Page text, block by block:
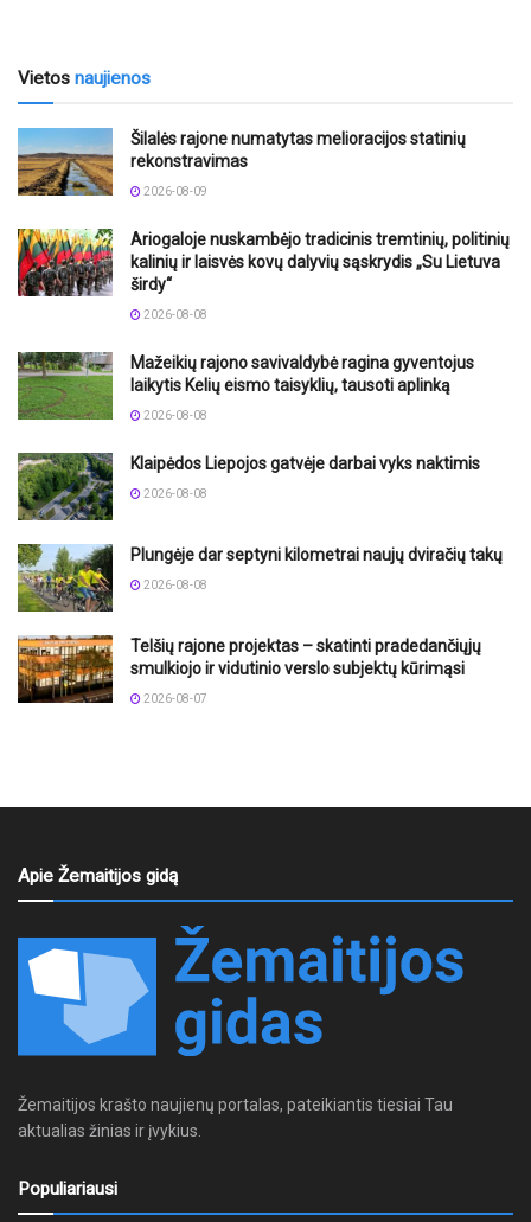
Vietos naujienos
Šilalės rajone numatytas melioracijos statinių
rekonstravimas
2026-08-09
Ariogaloje nuskambėjo tradicinis tremtinių, politinių
kalinių ir laisvės kovų dalyvių sąskrydis „Su Lietuva
širdy“
2026-08-08
Mažeikių rajono savivaldybė ragina gyventojus
laikytis Kelių eismo taisyklių, tausoti aplinką
2026-08-08
Klaipėdos Liepojos gatvėje darbai vyks naktimis
2026-08-08
Plungėje dar septyni kilometrai naujų dviračių takų
2026-08-08
Telšių rajone projektas – skatinti pradedančiųjų
smulkiojo ir vidutinio verslo subjektų kūrimąsi
2026-08-07
Apie Žemaitijos gidą
Žemaitijos krašto naujienų portalas, pateikiantis tiesiai Tau
aktualias žinias ir įvykius.
Populiariausi